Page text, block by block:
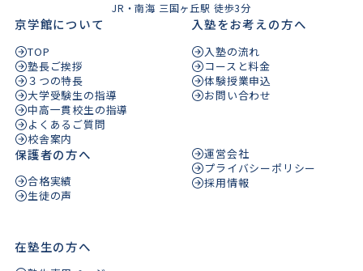
JR・南海 三国ヶ丘駅 徒歩3分
京学館について
TOP
塾長ご挨拶
３つの特長
大学受験生の指導
中高一貫校生の指導
よくあるご質問
校舎案内
入塾をお考えの方へ
入塾の流れ
コースと料金
体験授業申込
お問い合わせ
保護者の方へ
合格実績
生徒の声
在塾生の方へ
運営会社
プライバシーポリシー
採用情報